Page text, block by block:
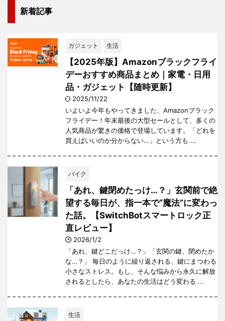
新着記事
ガジェット 生活
【2025年版】Amazonブラックフライ
デーおすすめ商品まとめ｜家電・日用
品・ガジェット【随時更新】
2025/11/22
いよいよ今年もやってきました、Amazonブラック
フライデー！年末最後の大型セールとして、多くの
人気商品が驚きの価格で登場しています。「どれを
買えばいいのか分からない…」という方も ...
バイク
「あれ、鍵閉めたっけ…？」玄関前で絶
望する毎日が、指一本で“魔法”に変わっ
た話。【SwitchBotスマートロック正
直レビュー】
2026/1/2
「あれ、鍵どこだっけ…？」「玄関の鍵、閉めたか
な…？」 毎日のように繰り返される、鍵にまつわる
小さなストレス。もし、そんな悩みから永久に解放
されるとしたら、あなたの生活はどう変わる ...
生活